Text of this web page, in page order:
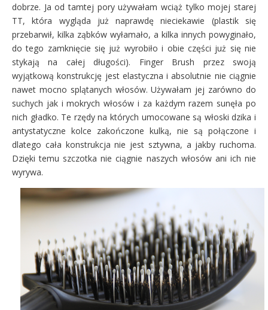
dobrze. Ja od tamtej pory używałam wciąż tylko mojej starej
TT, która wygląda już naprawdę nieciekawie (plastik się
przebarwił, kilka ząbków wyłamało, a kilka innych powyginało,
do tego zamknięcie się już wyrobiło i obie części już się nie
stykają na całej długości). Finger Brush przez swoją
wyjątkową konstrukcję jest elastyczna i absolutnie nie ciągnie
nawet mocno splątanych włosów. Używałam jej zarówno do
suchych jak i mokrych włosów i za każdym razem sunęła po
nich gładko. Te rzędy na których umocowane są włoski dzika i
antystatyczne kolce zakończone kulką, nie są połączone i
dlatego cała konstrukcja nie jest sztywna, a jakby ruchoma.
Dzięki temu szczotka nie ciągnie naszych włosów ani ich nie
wyrywa.